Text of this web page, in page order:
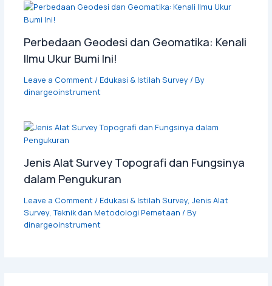
Perbedaan Geodesi dan Geomatika: Kenali
Ilmu Ukur Bumi Ini!
Leave a Comment/ Edukasi & Istilah Survey/ By
dinargeoinstrument
Jenis Alat Survey Topografi dan Fungsinya
dalam Pengukuran
Leave a Comment/ Edukasi & Istilah Survey, Jenis Alat
Survey,Teknik dan Metodologi Pemetaan / By
dinargeoinstrument